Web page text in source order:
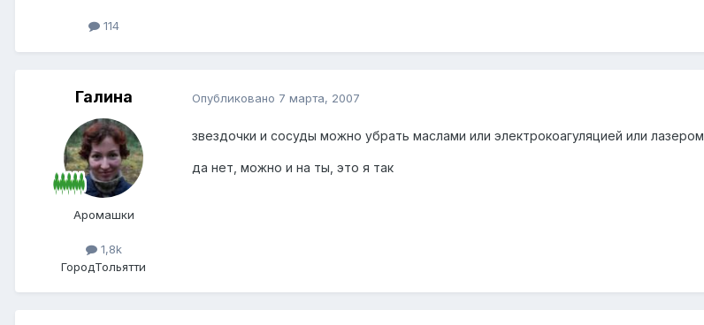
114
Галина
Аромашки
1,8k
ГородТольятти
Опубликовано 7 марта, 2007
звездочки и сосуды можно убрать маслами или электрокоагуляцией или лазером
да нет, можно и на ты, это я так